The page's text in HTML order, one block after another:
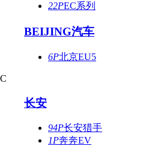
22PEC系列
BEIJING汽车
6P北京EU5
C
长安
94P长安猎手
1P奔奔EV